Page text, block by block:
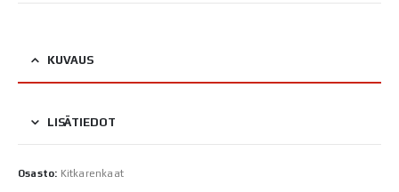
KUVAUS
LISÄTIEDOT
Osasto: Kitkarenkaat